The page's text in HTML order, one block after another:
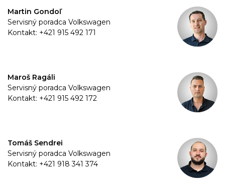
Martin Gondoľ
Servisný poradca Volkswagen
Kontakt: +421 915 492 171
Maroš Ragáli
Servisný poradca Volkswagen
Kontakt: +421 915 492 172
Tomáš Sendrei
Servisný poradca Volkswagen
Kontakt: +421 918 341 374